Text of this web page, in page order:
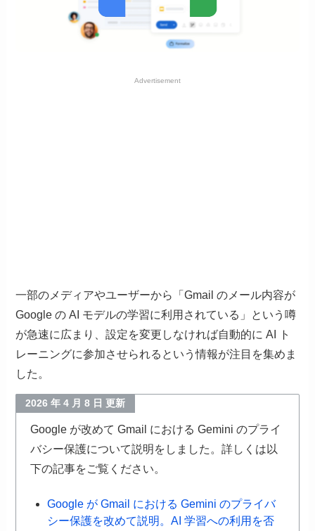
Advertisement
一部のメディアやユーザーから「Gmail のメール内容が
Google の AI モデルの学習に利用されている」という噂
が急速に広まり、設定を変更しなければ自動的に AI ト
レーニングに参加させられるという情報が注目を集めま
した。
2026 年 4 月 8 日 更新
Google が改めて Gmail における Gemini のプライ
バシー保護について説明をしました。詳しくは以
下の記事をご覧ください。
Google が Gmail における Gemini のプライバ
シー保護を改めて説明。AI 学習への利用を否